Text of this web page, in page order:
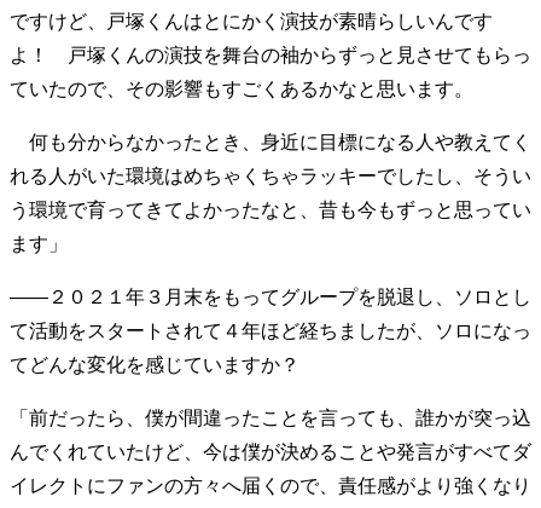
病が教えてくれたこと
移住という選択
熱狂できるもの
一生モノの愛用品
私を彩るエッセンス
60代のネクストステージ
社会・カルチャー・マネー
ですけど、戸塚くんはとにかく演技が素晴らしいんです
よ！ 戸塚くんの演技を舞台の袖からずっと見させてもらっ
ていたので、その影響もすごくあるかなと思います。
何も分からなかったとき、身近に目標になる人や教えてく
れる人がいた環境はめちゃくちゃラッキーでしたし、そうい
う環境で育ってきてよかったなと、昔も今もずっと思ってい
ます」
――２０２１年３月末をもってグループを脱退し、ソロとし
て活動をスタートされて４年ほど経ちましたが、ソロになっ
てどんな変化を感じていますか？
「前だったら、僕が間違ったことを言っても、誰かが突っ込
んでくれていたけど、今は僕が決めることや発言がすべてダ
イレクトにファンの方々へ届くので、責任感がより強くなり